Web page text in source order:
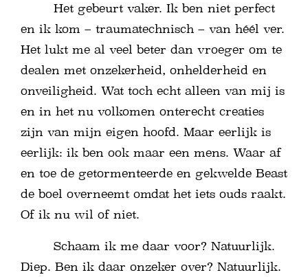
Het gebeurt vaker. Ik ben niet perfect
en ik kom – traumatechnisch – van héél ver.
Het lukt me al veel beter dan vroeger om te
dealen met onzekerheid, onhelderheid en
onveiligheid. Wat toch echt alleen van mij is
en in het nu volkomen onterecht creaties
zijn van mijn eigen hoofd. Maar eerlijk is
eerlijk: ik ben ook maar een mens. Waar af
en toe de getormenteerde en gekwelde Beast
de boel overneemt omdat het iets ouds raakt.
Of ik nu wil of niet.
Schaam ik me daar voor? Natuurlijk.
Diep. Ben ik daar onzeker over? Natuurlijk.